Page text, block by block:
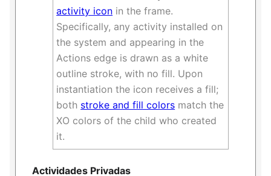
activity icon in the frame.
Specifically, any activity installed on
the system and appearing in the
Actions edge is drawn as a white
outline stroke, with no fill. Upon
instantiation the icon receives a fill;
both stroke and fill colors match the
XO colors of the child who created
it.
Actividades Privadas